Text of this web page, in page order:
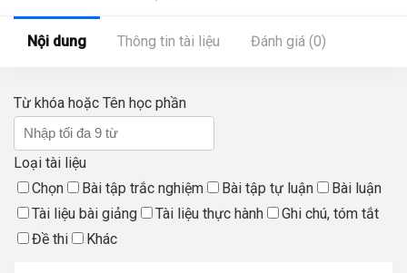
Nội dung Thông tin tài liệu Đánh giá (0)
Từ khóa hoặc Tên học phần
Loại tài liệu
Chọn
Bài tập trắc nghiệm Bài tập tự luận
Bài luận
Tài liệu bài giảng
Tài liệu thực hành
Ghi chú, tóm tắt
Đề thi
Khác